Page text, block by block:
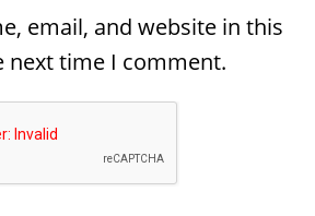
email, and website in this
next time I comment.